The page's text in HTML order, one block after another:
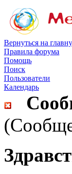
Вернуться на
Правила форума
Помощь
Поиск
Пользователи
Календарь